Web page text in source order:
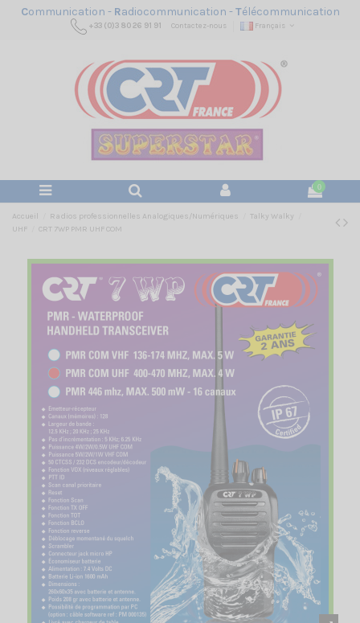
Communication - Radiocommunication -Télécommunication
+33 (0)3 80 26 91 91 Contactez-nous Français
0
Accueil Radios professionnelles Analogiques/Numériques
Talky Walky
UHF
CRT 7WP PMR UHF COM